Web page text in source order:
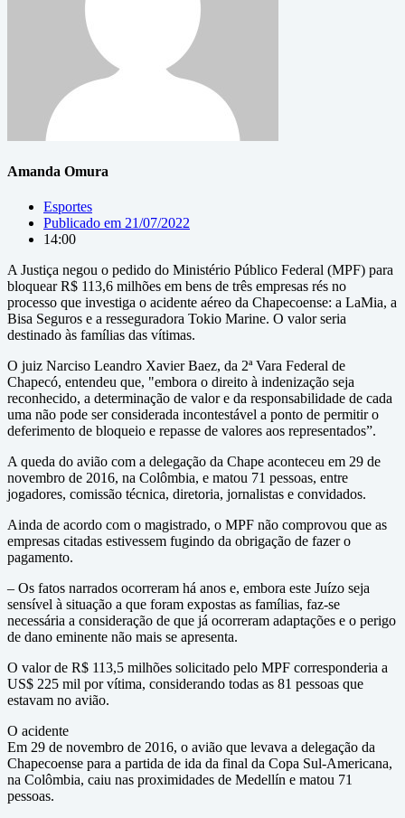
Amanda Omura
Esportes
Publicado em 21/07/2022
14:00
A Justiça negou o pedido do Ministério Público Federal (MPF) para
bloquear R$ 113,6 milhões em bens de três empresas rés no
processo que investiga o acidente aéreo da Chapecoense: a LaMia, a
Bisa Seguros e a resseguradora Tokio Marine. O valor seria
destinado às famílias das vítimas.
O juiz Narciso Leandro Xavier Baez, da 2ª Vara Federal de
Chapecó, entendeu que, "embora o direito à indenização seja
reconhecido, a determinação de valor e da responsabilidade de cada
uma não pode ser considerada incontestável a ponto de permitir o
deferimento de bloqueio e repasse de valores aos representados”.
A queda do avião com a delegação da Chape aconteceu em 29 de
novembro de 2016, na Colômbia, e matou 71 pessoas, entre
jogadores, comissão técnica, diretoria, jornalistas e convidados.
Ainda de acordo com o magistrado, o MPF não comprovou que as
empresas citadas estivessem fugindo da obrigação de fazer o
pagamento.
– Os fatos narrados ocorreram há anos e, embora este Juízo seja
sensível à situação a que foram expostas as famílias, faz-se
necessária a consideração de que já ocorreram adaptações e o perigo
de dano eminente não mais se apresenta.
O valor de R$ 113,5 milhões solicitado pelo MPF corresponderia a
US$ 225 mil por vítima, considerando todas as 81 pessoas que
estavam no avião.
O acidente
Em 29 de novembro de 2016, o avião que levava a delegação da
Chapecoense para a partida de ida da final da Copa Sul-Americana,
na Colômbia, caiu nas proximidades de Medellín e matou 71
pessoas.